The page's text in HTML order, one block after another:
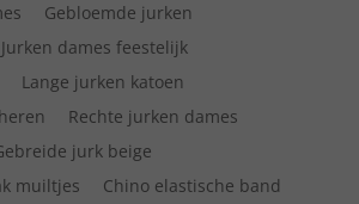
Gebloemde jurken
Jurken dames feestelijk
Lange jurken katoen
Rechte jurken dames
jurk beige
muiltjes
Chino elastische band